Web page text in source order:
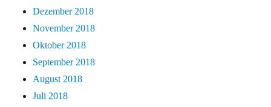
Dezember 2018
November 2018
Oktober 2018
September 2018
August 2018
Juli 2018